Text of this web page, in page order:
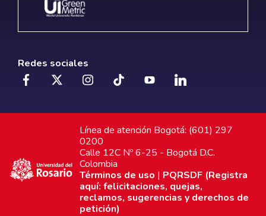
Redes sociales
Línea de atención Bogotá: (601) 297
0200
Calle 12C Nº 6-25 - Bogotá D.C.
Colombia
Términos de uso | PQRSDF (Registra
aquí: felicitaciones, quejas,
reclamos, sugerencias y derechos de
petición)